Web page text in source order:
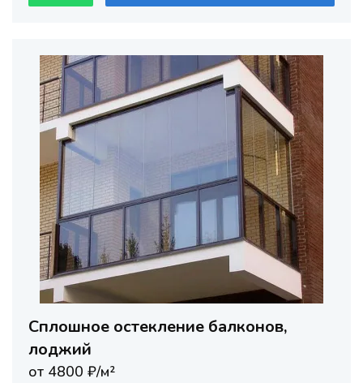
Сплошное остекление балконов,
лоджий
от 4800 ₽/м²